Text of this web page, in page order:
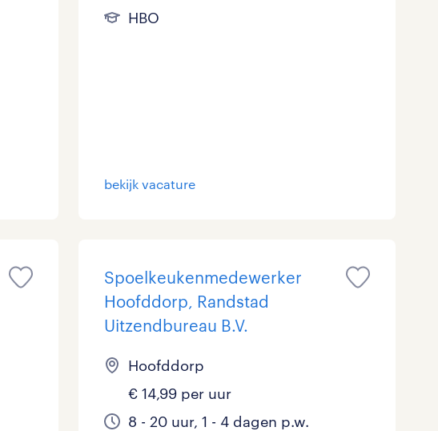
HBO
bekijk vacature
Spoelkeukenmedewerker
Hoofddorp, Randstad
Uitzendbureau B.V.
Hoofddorp
€ 14,99 per uur
8 - 20 uur, 1 - 4 dagen p.w.